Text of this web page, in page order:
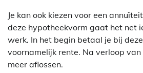
Je kan ook kiezen voor een
deze hypotheekvorm gaat het net
werk. In het begin betaal je bij
voornamelijk rente. Na verloop
meer aflossen.